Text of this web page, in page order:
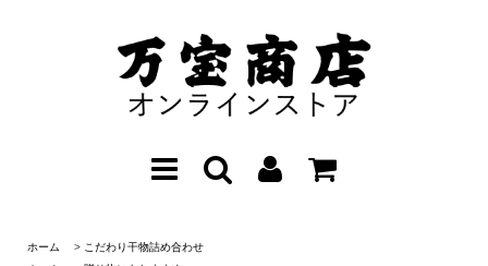
ホーム > こだわり干物詰め合わせ